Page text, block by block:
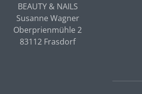
BEAUTY & NAILS
Susanne Wagner
Oberprienmühle 2
83112 Frasdorf